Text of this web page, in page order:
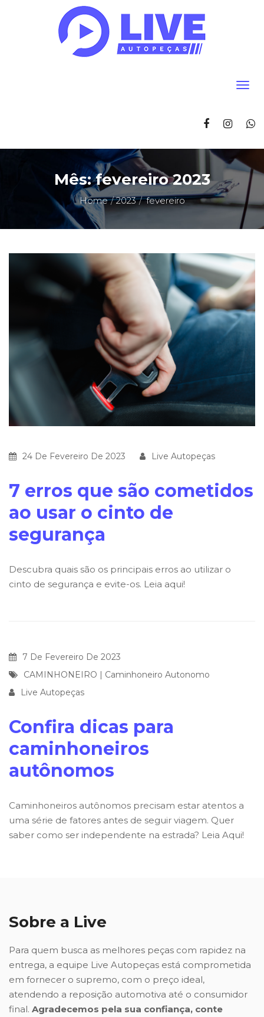
Mês:fevereiro 2023
Home 2023 fevereiro
24 De Fevereiro De 2023 Live Autopeças
7 erros que são cometidos
ao usar o cinto de
segurança
Descubra quais são os principais erros ao utilizar o
cinto de segurança e evite-os. Leia aqui!
7 De Fevereiro De 2023
CAMINHONEIRO | Caminhoneiro Autonomo
Live Autopeças
Confira dicas para
caminhoneiros
autônomos
Caminhoneiros autônomos precisam estar atentos a
uma série de fatores antes de seguir viagem. Quer
saber como ser independente na estrada? Leia Aqui!
Sobre a Live
Para quem busca as melhores peças com rapidez na
entrega, a equipe Live Autopeças está comprometida
em fornecer o supremo, com o preço ideal,
atendendo a reposição automotiva até o consumidor
final. Agradecemos pela sua confiança, conte